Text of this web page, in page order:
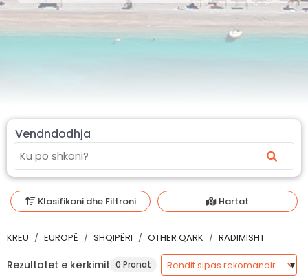
Vendndodhja
Klasifikoni dhe Filtroni Hartat
KREU EUROPË SHQIPËRI OTHER QARK RADIMISHT
Rezultatet e kërkimit 0 Pronat